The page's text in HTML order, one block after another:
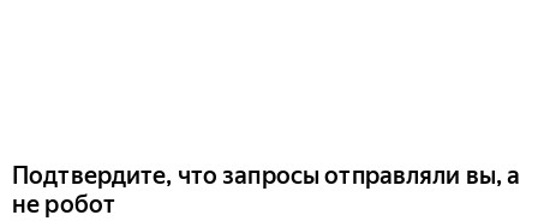
Подтвердите, что запросы отправляли вы, а
не робот